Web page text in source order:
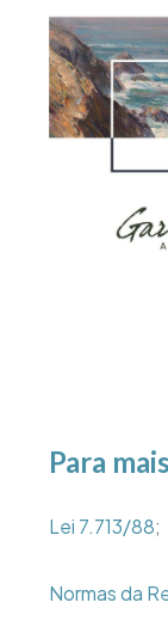
Para
Lei 7.713/88;
Normas da